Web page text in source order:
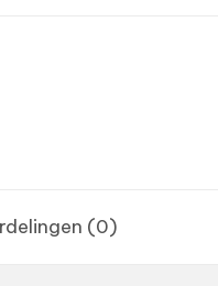
(0)